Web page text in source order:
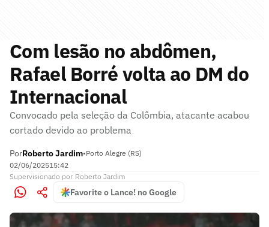
Com lesão no abdômen,
Rafael Borré volta ao DM do
Internacional
Convocado pela seleção da Colômbia, atacante acabou
cortado devido ao problema
PorRoberto Jardim•Porto Alegre (RS)
02/06/202515:42
Supervisionado por Roberto Jardim
Favorite o Lance! no Google